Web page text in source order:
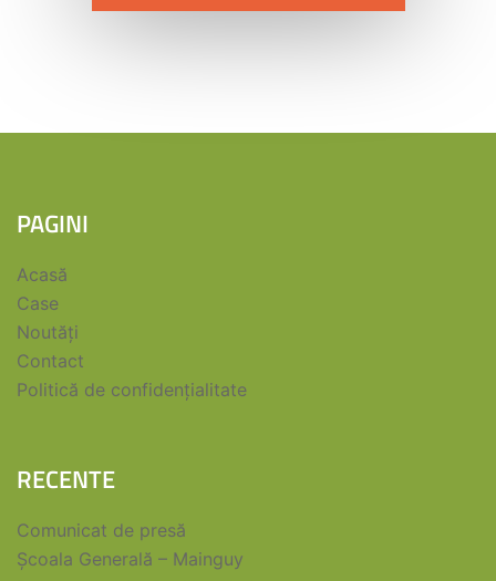
PAGINI
Acasă
Case
Noutăți
Contact
Politică de confidențialitate
RECENTE
Comunicat de presă
Școala Generală – Mainguy